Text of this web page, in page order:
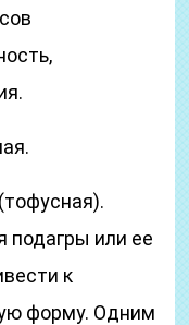
подагры или ее
к
форму. Одним